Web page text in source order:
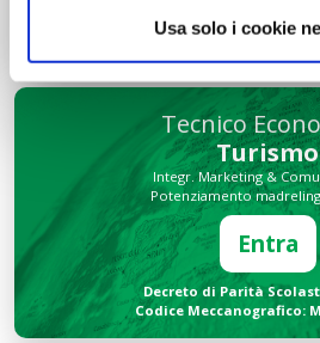
Usa solo i cookie
Decreto di Parità
Tecnico
Turismo
Integr. Marketing &
Potenziamento
Entra
Decreto di Parità
Codice Meccanografico: